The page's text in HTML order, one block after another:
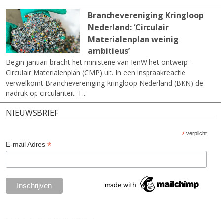
Branchevereniging Kringloop
Nederland: ‘Circulair
Materialenplan weinig
ambitieus’
Begin januari bracht het ministerie van IenW het ontwerp-
Circulair Materialenplan (CMP) uit. In een inspraakreactie
verwelkomt Branchevereniging Kringloop Nederland (BKN) de
nadruk op circulariteit. T...
NIEUWSBRIEF
* verplicht
E-mail Adres *